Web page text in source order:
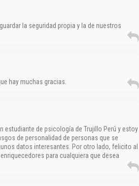
la seguridad propia y la de nuestros
hay muchas gracias.
estudiante de psicología de Trujillo Perú y estoy
de personalidad de personas que se
datos interesantes. Por otro lado, felicito al
para cualquiera que desea